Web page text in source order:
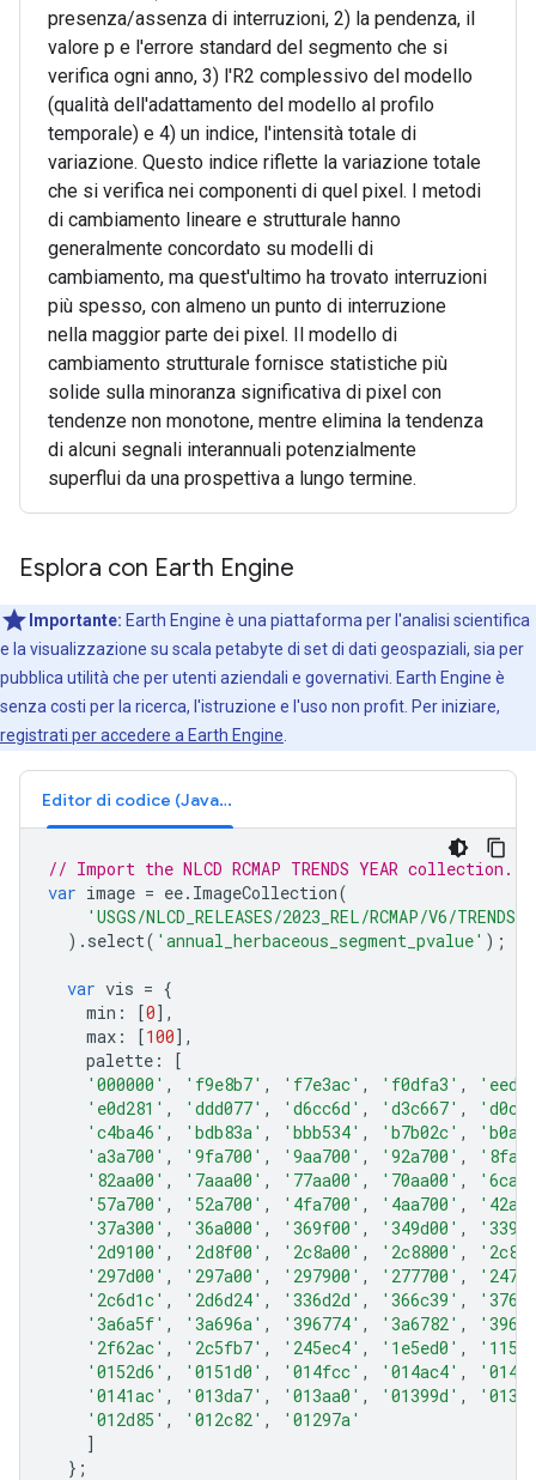
presenza/assenza di interruzioni, 2) la pendenza, il
valore p e l'errore standard del segmento che si
verifica ogni anno, 3) l'R2 complessivo del modello
(qualità dell'adattamento del modello al profilo
temporale) e 4) un indice, l'intensità totale di
variazione. Questo indice riflette la variazione totale
che si verifica nei componenti di quel pixel. I metodi
di cambiamento lineare e strutturale hanno
generalmente concordato su modelli di
cambiamento, ma quest'ultimo ha trovato interruzioni
più spesso, con almeno un punto di interruzione
nella maggior parte dei pixel. Il modello di
cambiamento strutturale fornisce statistiche più
solide sulla minoranza significativa di pixel con
tendenze non monotone, mentre elimina la tendenza
di alcuni segnali interannuali potenzialmente
superflui da una prospettiva a lungo termine.
Esplora con Earth Engine
Importante: Earth Engine è una piattaforma per l'analisi scientifica
e la visualizzazione su scala petabyte di set di dati geospaziali, sia per
pubblica utilità che per utenti aziendali e governativi. Earth Engine è
senza costi per la ricerca, l'istruzione e l'uso non profit. Per iniziare,
registrati per accedere a Earth Engine
Editor di codice (JavaScript)
// Import the NLCD RCMAP TRENDS YEAR collection.
var image = ee. ImageCollection(
'USGS/NLCD_RELEASES/2023_REL/RCMAP/V6/
). select( 'annual_herbaceous_segment_pvalue' );
var vis = {
min : [0],
max : [100],
palette :
[
'000000' , 'f9e8b7' , 'f7e3ac' , 'f0dfa3' ,
'e0d281' , 'ddd077' , 'd6cc6d' , 'd3c667' ,
'c4ba46' , 'bdb83a' , 'bbb534' , 'b7b02c' ,
'a3a700' , '9fa700' , '9aa700' , '92a700' ,
'82aa00' , '7aaa00' , '77aa00' , '70aa00' ,
'57a700' , '52a700' , '4fa700' , '4aa700' ,
'37a300' , '36a000' , '369f00' , '349d00' ,
'2d9100' , '2d8f00' , '2c8a00' , '2c8800' ,
'297d00' , '297a00' , '297900' , '277700' ,
'2c6d1c' , '2d6d24' , '336d2d' , '366c39' ,
'3a6a5f' , '3a696a' , '396774' , '3a6782' ,
'2f62ac' , '2c5fb7' , '245ec4' , '1e5ed0' ,
'0152d6' , '0151d0' , '014fcc' , '014ac4' ,
'0141ac' , '013da7' , '013aa0' , '01399d' ,
'012d85' , '012c82' ,
'01297a'
]
};